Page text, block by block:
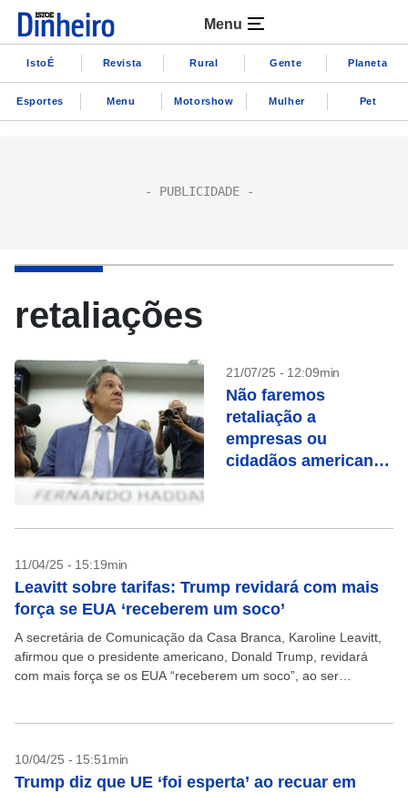
Menu
IstoÉ Revista Rural Gente Planeta
Esportes Menu Motorshow Mulher Pet
retaliações
21/07/25 - 12:09min
Não faremos
retaliação a
empresas ou
cidadãos americanos
11/04/25 - 15:19min
Leavitt sobre tarifas: Trump revidará com mais
força se EUA ‘receberem um soco’
A secretária de Comunicação da Casa Branca, Karoline Leavitt,
afirmou que o presidente americano, Donald Trump, revidará
com mais força se os EUA “receberem um soco”, ao ser
10/04/25 - 15:51min
Trump diz que UE ‘foi esperta’ ao recuar em